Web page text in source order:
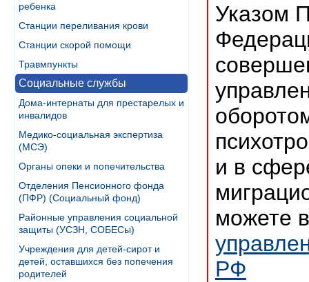
ребенка
Станции переливания крови
Станции скорой помощи
Травмпункты
Социальные службы
Дома-интернаты для престарелых и
инвалидов
Медико-социальная экспертиза
(МСЭ)
Органы опеки и попечительства
Отделения Пенсионного фонда
(ПФР) (Социальный фонд)
Районные управления социальной
защиты (УСЗН, СОБЕСы)
Учреждения для детей-сирот и
детей, оставшихся без попечения
родителей
Указом
и в
можете
РФ